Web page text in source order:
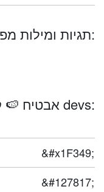
תגיות ומילות מפתח:
אבטיח 🍉 קודי אמוג'י עבור devs:
&#x1F349;
&#127817;